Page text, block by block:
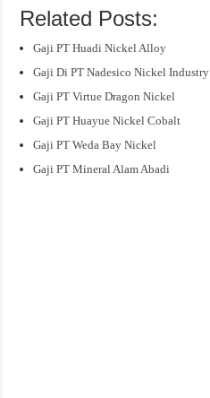
Related Posts:
Gaji PT Huadi Nickel Alloy
Gaji Di PT Nadesico Nickel Industry
Gaji PT Virtue Dragon Nickel
Gaji PT Huayue Nickel Cobalt
Gaji PT Weda Bay Nickel
Gaji PT Mineral Alam Abadi